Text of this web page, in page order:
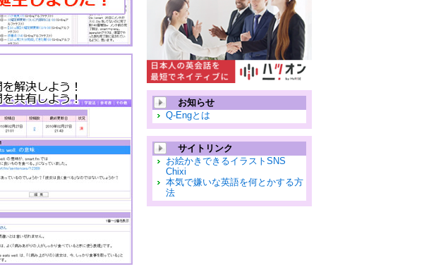
お知らせ
Q-Engとは
サイトリンク
お絵かきできるイラストSNS
Chixi
本気で嫌いな英語を何とかする方
法